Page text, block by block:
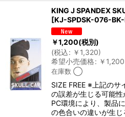
KING J SPANDEX
[KJ-SPDSK-076-
￥1,200(税別)
(税込: ￥ 1,320)
希望小売価格: ￥ 1,200
在庫数 ◯
SIZE FREE ※上記の
の誤差が生じる可能
PC環境により、製品
の色合いの違いが生じ